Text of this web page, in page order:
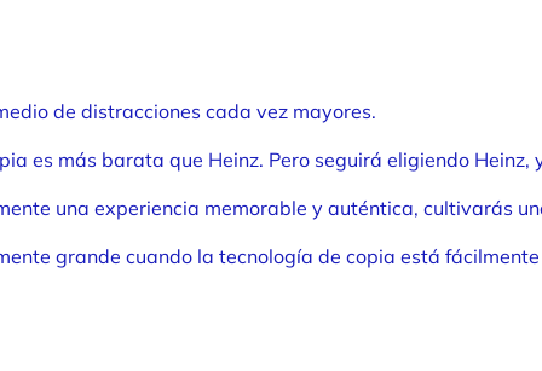
de distracciones cada vez mayores.
es más barata que Heinz. Pero seguirá eligiendo
una experiencia memorable y auténtica, cultivarás
grande cuando la tecnología de copia está